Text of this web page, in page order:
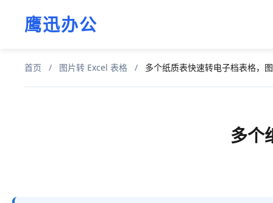
鹰迅办公
首页 / 图片转 Excel 表格 / 多个纸质表快速转电子档表格，
多个